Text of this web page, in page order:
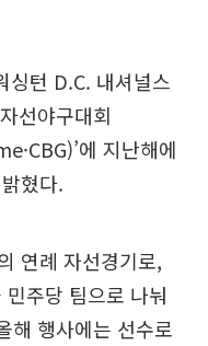
싱턴 D.C. 내셔널스
선야구대회
에 지난해에
혔다.
연례 자선경기로,
민주당 팀으로 나눠
해 행사에는 선수로